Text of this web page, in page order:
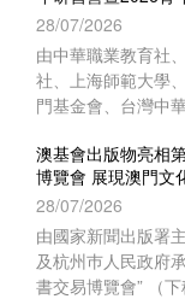
澳門特別行政區聯
經濟部和澳門基金
一共組織了45位澳
治區出席活動。
式
28/07/2026
由中華職業教育社
社、上海師範大學
門基金會、台灣中
國教科文組織教師
匯‧文化緣‧中華情
研習營暨2026青年
2026年7月28日上
組織教師教育中心
港、澳門29所院校
澳基會出版物亮相
博覽會 展現澳門文
28/07/2026
由國家新聞出版署
及杭州巿人民政府
書交易博覽會” （